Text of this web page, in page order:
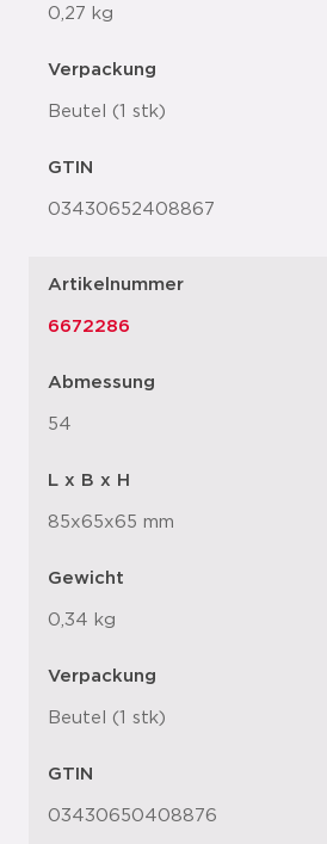
0,27 kg
Verpackung
Beutel (1 stk)
GTIN
03430652408867
Artikelnummer
6672286
Abmessung
54
L x B x H
85x65x65 mm
Gewicht
0,34 kg
Verpackung
Beutel (1 stk)
GTIN
03430650408876